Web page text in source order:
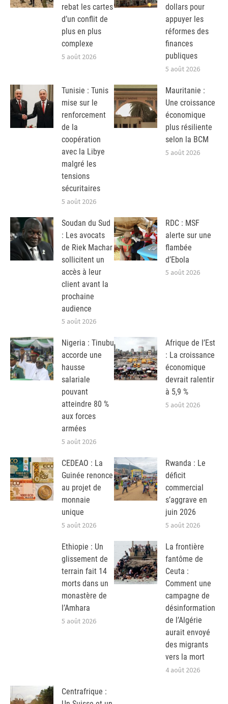
rebat les cartes
d’un conflit de
plus en plus
complexe
5 août 2026
dollars pour
appuyer les
réformes des
finances
publiques
5 août 2026
Tunisie : Tunis
mise sur le
renforcement
de la
coopération
avec la Libye
malgré les
tensions
sécuritaires
5 août 2026
Mauritanie :
Une croissance
économique
plus résiliente
selon la BCM
5 août 2026
Soudan du Sud
: Les avocats
de Riek Machar
sollicitent un
accès à leur
client avant la
prochaine
audience
5 août 2026
RDC : MSF
alerte sur une
flambée
d’Ebola
5 août 2026
Nigeria : Tinubu
accorde une
hausse
salariale
pouvant
atteindre 80 %
aux forces
armées
5 août 2026
Afrique de l’Est
: La croissance
économique
devrait ralentir
à 5,9 %
5 août 2026
CEDEAO : La
Guinée renonce
au projet de
monnaie
unique
5 août 2026
Rwanda : Le
déficit
commercial
s’aggrave en
juin 2026
5 août 2026
Ethiopie : Un
glissement de
terrain fait 14
morts dans un
monastère de
l’Amhara
5 août 2026
La frontière
fantôme de
Ceuta :
Comment une
campagne de
désinformation
de l’Algérie
aurait envoyé
des migrants
vers la mort
4 août 2026
Centrafrique :